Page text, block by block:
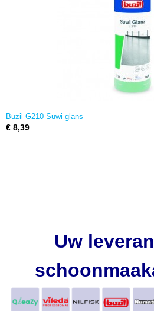
Buzil G210 Suwi glans
€ 8,39
Uw